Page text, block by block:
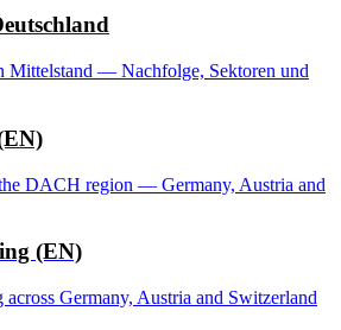
Mittelstand — Nachfolge, Sektoren und
DACH region — Germany, Austria and
(EN)
across Germany, Austria and Switzerland